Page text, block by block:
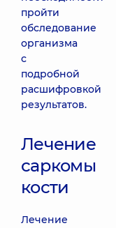
пройти
обследование
организма
с
подробной
расшифровкой
результатов.
Лечение
саркомы
кости
Лечение